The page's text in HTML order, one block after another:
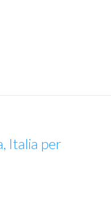
Italia per